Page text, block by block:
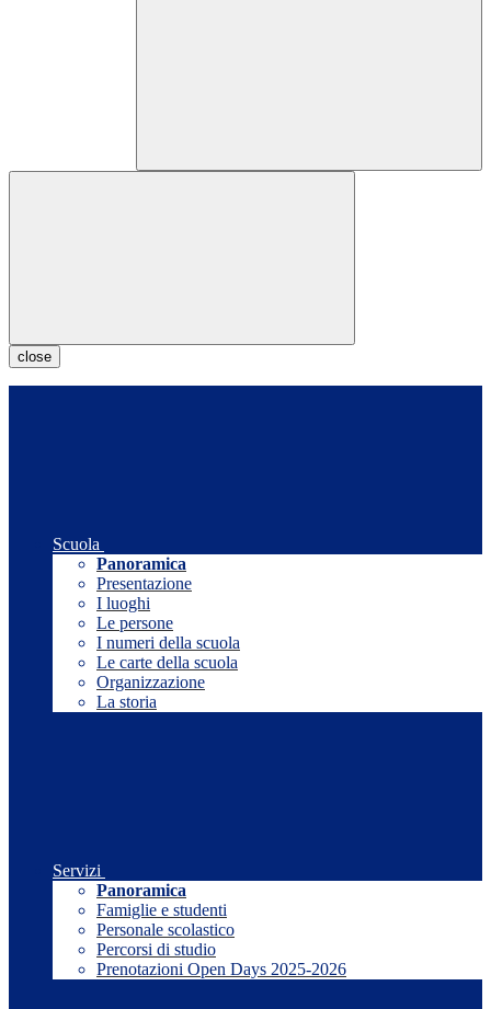
close
Scuola
Panoramica
Presentazione
I luoghi
Le persone
I numeri della scuola
Le carte della scuola
Organizzazione
La storia
Servizi
Panoramica
Famiglie e studenti
Personale scolastico
Percorsi di studio
Prenotazioni Open Days 2025-2026